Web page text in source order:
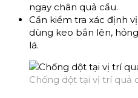
ngay chân quả cầu.
Cần kiểm tra xác định
dùng keo bắn lên,
lá.
Chống dột tại vị trí quả